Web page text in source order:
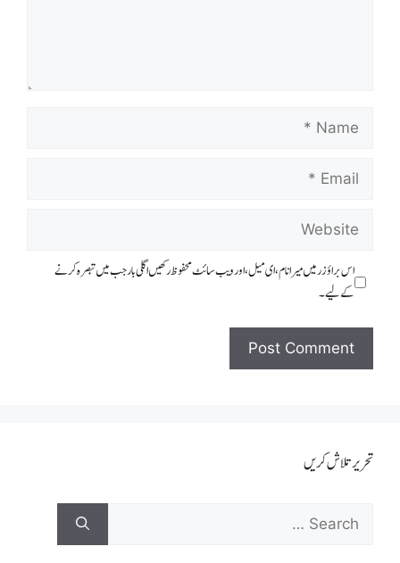
اس براؤزر میں میرا نام، ای میل، اور ویب سائٹ محفوظ رکھیں اگلی بار جب میں تبصرہ کرنے
کےلیے۔
تحریر تلاش کریں